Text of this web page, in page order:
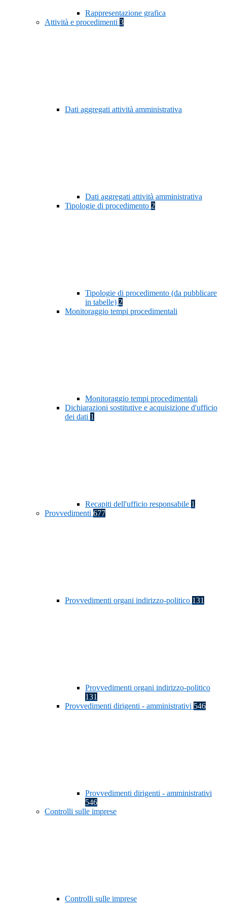
Rappresentazione grafica
Attività e procedimenti 3
Dati aggregati attività amministrativa
Dati aggregati attività amministrativa
Tipologie di procedimento 2
Tipologie di procedimento (da pubblicare
in tabelle) 2
Monitoraggio tempi procedimentali
Monitoraggio tempi procedimentali
Dichiarazioni sostitutive e acquisizione d'ufficio
dei dati 1
Recapiti dell'ufficio responsabile 1
Provvedimenti 677
Provvedimenti organi indirizzo-politico 131
Provvedimenti organi indirizzo-politico
131
Provvedimenti dirigenti - amministrativi 546
Provvedimenti dirigenti - amministrativi
546
Controlli sulle imprese
Controlli sulle imprese